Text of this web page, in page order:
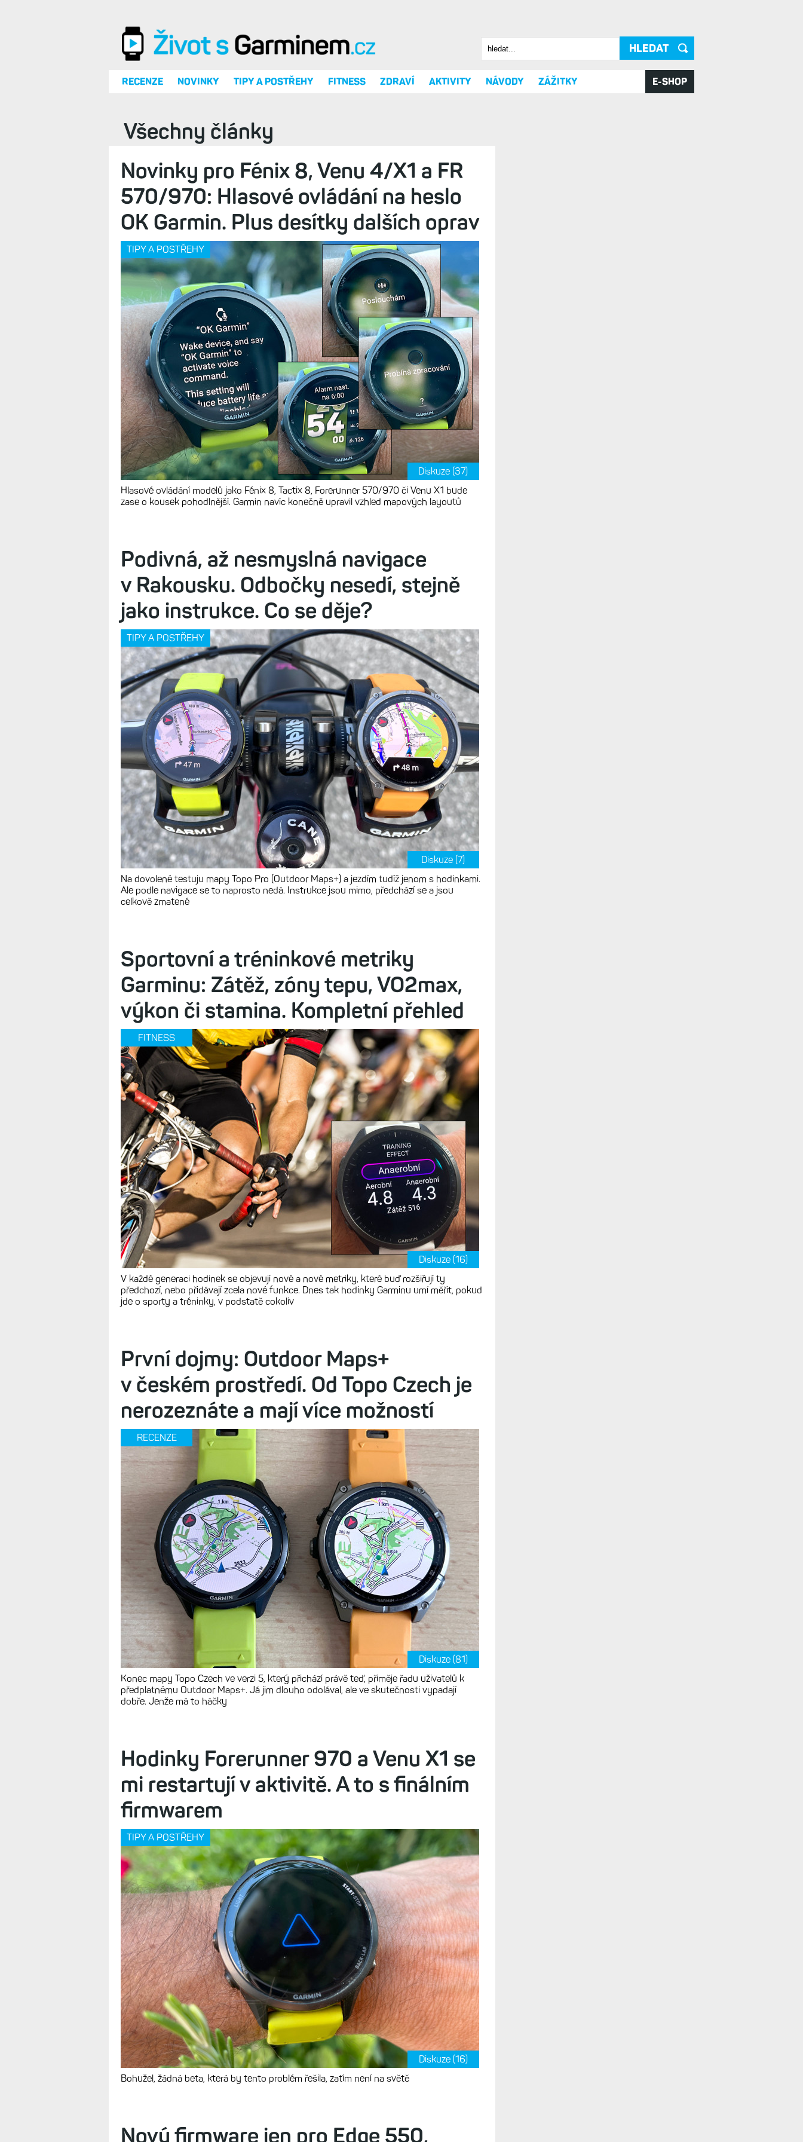
RECENZE NOVINKY TIPY A POSTŘEHY FITNESS ZDRAVÍ AKTIVITY
Všechny články
Novinky pro Fénix 8, Venu 4/X1 a FR
570/970: Hlasové ovládání na heslo
OK Garmin. Plus desítky dalších oprav
TIPY A POSTŘEHY
Diskuze (37)
Hlasové ovládání modelů jako Fénix 8, Tactix 8, Forerunner 570/970 či Venu X1 bude
zase o kousek pohodlnější. Garmin navíc konečně upravil vzhled mapových layoutů
Podivná, až nesmyslná navigace
v Rakousku. Odbočky nesedí, stejně
jako instrukce. Co se děje?
TIPY A POSTŘEHY
Diskuze (7)
Na dovolené testuju mapy Topo Pro (Outdoor Maps+) a jezdím tudíž jenom s hodinkami.
Ale podle navigace se to naprosto nedá. Instrukce jsou mimo, předchází se a jsou
celkově zmatené
Sportovní a tréninkové metriky
Garminu: Zátěž, zóny tepu, VO2max,
výkon či stamina. Kompletní přehled
FITNESS
Diskuze (16)
V každé generaci hodinek se objevují nové a nové metriky, které buď rozšiřují ty
předchozí, nebo přidávají zcela nové funkce. Dnes tak hodinky Garminu umí měřit, pokud
jde o sporty a tréninky, v podstatě cokoliv
První dojmy: Outdoor Maps+
v českém prostředí. Od Topo Czech je
nerozeznáte a mají více možností
RECENZE
Diskuze (81)
Konec mapy Topo Czech ve verzi 5, který přichází právě teď, přiměje řadu uživatelů k
předplatnému Outdoor Maps+. Já jim dlouho odolával, ale ve skutečnosti vypadají
dobře. Jenže má to háčky
Hodinky Forerunner 970 a Venu X1 se
mi restartují v aktivitě. A to s finálním
firmwarem
TIPY A POSTŘEHY